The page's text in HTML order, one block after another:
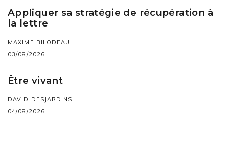
Appliquer sa stratégie de récupération à
la lettre
MAXIME BILODEAU
03/08/2026
Être vivant
DAVID DESJARDINS
04/08/2026